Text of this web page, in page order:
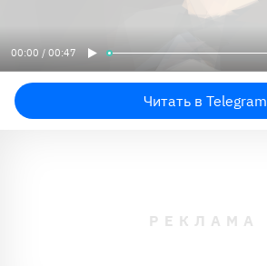
00:00 / 00:47
Читать в Telegram